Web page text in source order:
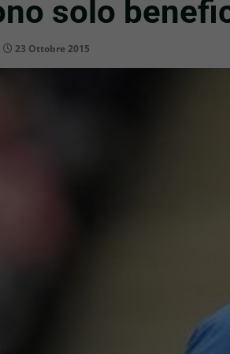
solo
23 Ottobre 2015